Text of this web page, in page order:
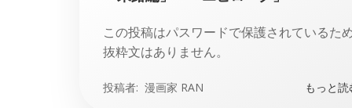
この投稿はパスワードで保護されているた
抜粋文はありません。
投稿者: 漫画家 RAN もっと読